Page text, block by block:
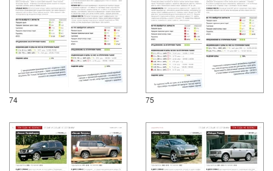
74 75